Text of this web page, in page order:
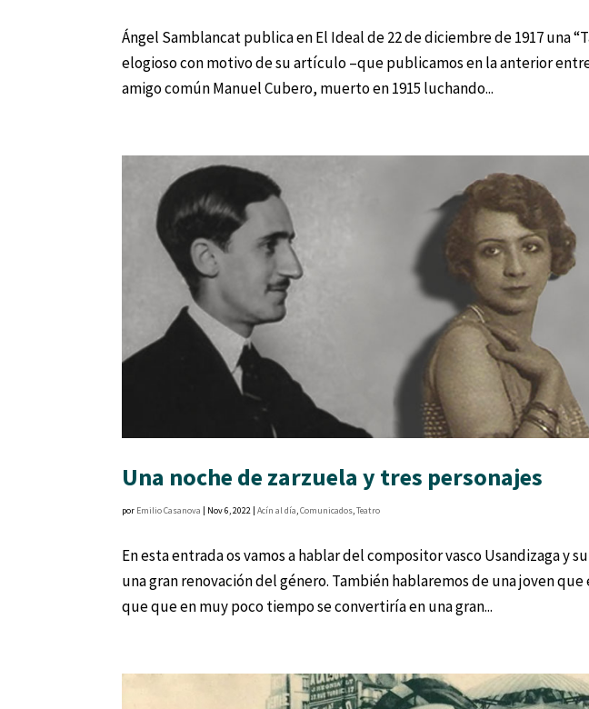
Ángel Samblancat publica en El Ideal de 22 de diciembre de 1917 una
elogioso con motivo de su artículo –que publicamos en la anterior
amigo común Manuel Cubero, muerto en 1915 luchando...
Una noche de zarzuela y tres personajes
por Emilio Casanova Nov 6, 2022 |Acín al día,Comunicados,Teatro
En esta entrada os vamos a hablar del compositor vasco Usandizaga y
una gran renovación del género. También hablaremos de una joven
que que en muy poco tiempo se convertiría en una gran...